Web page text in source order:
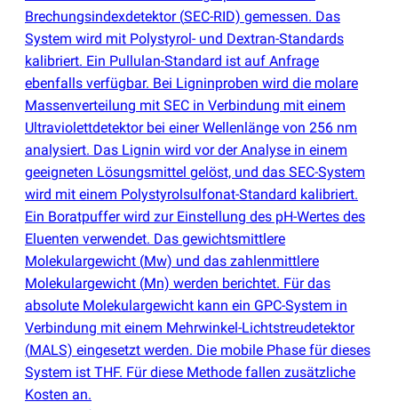
Brechungsindexdetektor (SEC-RID) gemessen. Das
System wird mit Polystyrol- und Dextran-Standards
kalibriert. Ein Pullulan-Standard ist auf Anfrage
ebenfalls verfügbar. Bei Ligninproben wird die molare
Massenverteilung mit SEC in Verbindung mit einem
Ultraviolettdetektor bei einer Wellenlänge von 256 nm
analysiert. Das Lignin wird vor der Analyse in einem
geeigneten Lösungsmittel gelöst, und das SEC-System
wird mit einem Polystyrolsulfonat-Standard kalibriert.
Ein Boratpuffer wird zur Einstellung des pH-Wertes des
Eluenten verwendet. Das gewichtsmittlere
Molekulargewicht (Mw) und das zahlenmittlere
Molekulargewicht (Mn) werden berichtet. Für das
absolute Molekulargewicht kann ein GPC-System in
Verbindung mit einem Mehrwinkel-Lichtstreudetektor
(MALS) eingesetzt werden. Die mobile Phase für dieses
System ist THF. Für diese Methode fallen zusätzliche
Kosten an.